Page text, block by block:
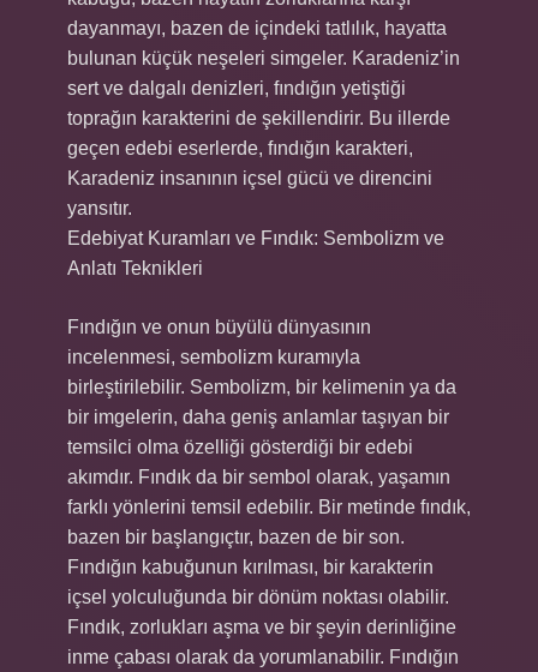
dayanmayı, bazen de içindeki tatlılık, hayatta
bulunan küçük neşeleri simgeler. Karadeniz’in
sert ve dalgalı denizleri, fındığın yetiştiği
toprağın karakterini de şekillendirir. Bu illerde
geçen edebi eserlerde, fındığın karakteri,
Karadeniz insanının içsel gücü ve direncini
yansıtır.
Edebiyat Kuramları ve Fındık: Sembolizm ve
Anlatı Teknikleri
Fındığın ve onun büyülü dünyasının
incelenmesi, sembolizm kuramıyla
birleştirilebilir. Sembolizm, bir kelimenin ya da
bir imgelerin, daha geniş anlamlar taşıyan bir
temsilci olma özelliği gösterdiği bir edebi
akımdır. Fındık da bir sembol olarak, yaşamın
farklı yönlerini temsil edebilir. Bir metinde fındık,
bazen bir başlangıçtır, bazen de bir son.
Fındığın kabuğunun kırılması, bir karakterin
içsel yolculuğunda bir dönüm noktası olabilir.
Fındık, zorlukları aşma ve bir şeyin derinliğine
inme çabası olarak da yorumlanabilir. Fındığın